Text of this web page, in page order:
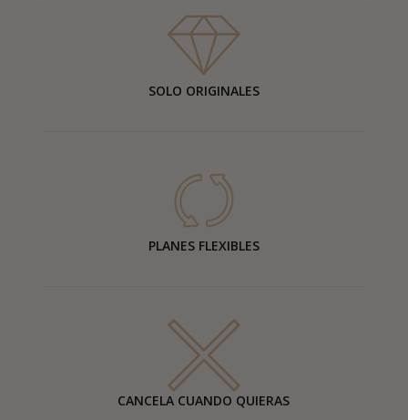
SOLO ORIGINALES
PLANES FLEXIBLES
CANCELA CUANDO QUIERAS